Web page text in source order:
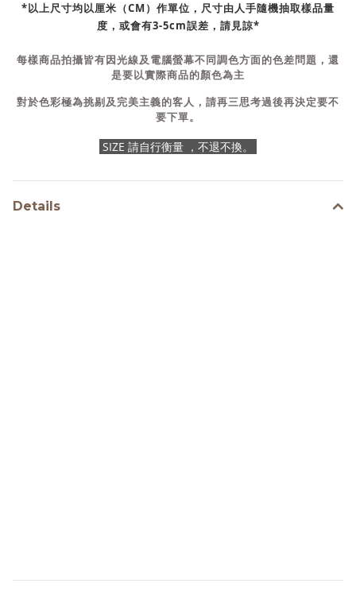
*以上尺寸均以厘米（CM）作單位，尺寸由人手隨機抽取樣品量
度，或會有3-5cm誤差，請見諒*
每樣商品拍攝皆有因光線及電腦螢幕不同調色方面的色差問題，還
是要以實際商品的顏色為主
對於色彩極為挑剔及完美主義的客人，請再三思考過後再決定要不
要下單。
SIZE 請自行衡量 ，不退不換。
Details